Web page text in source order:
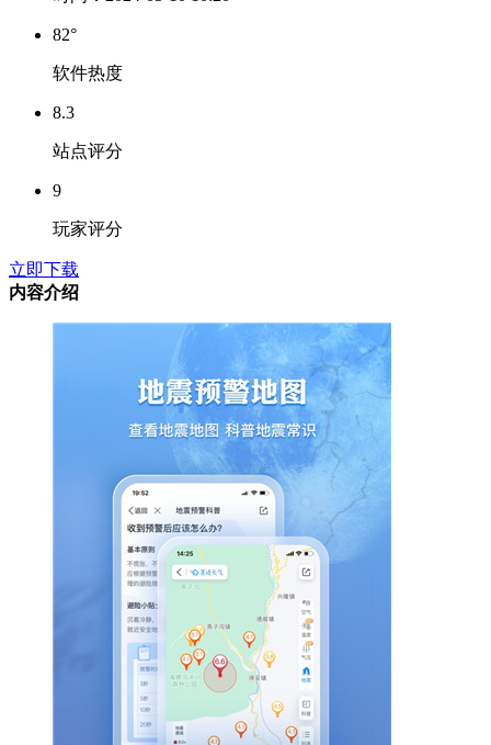
82°
软件热度
8.3
站点评分
9
玩家评分
立即下载
内容介绍